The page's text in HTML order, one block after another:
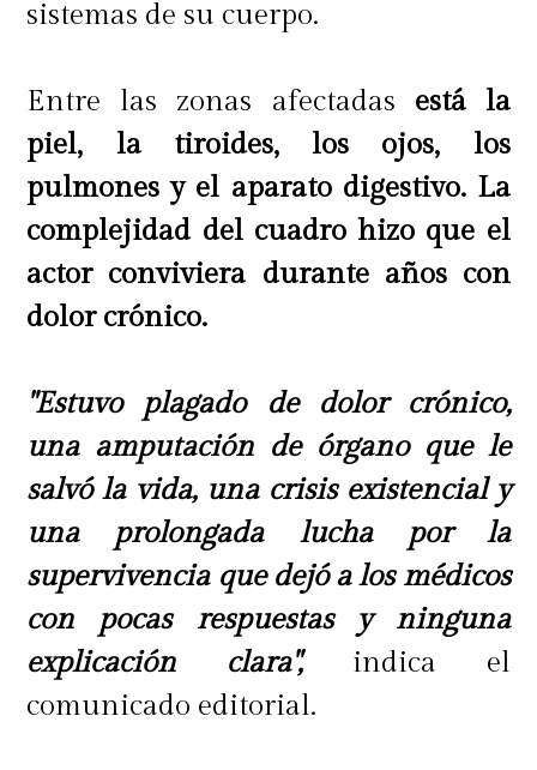
sistemas de su cuerpo.
Entre las zonas afectadas está la
piel, la tiroides, los ojos, los
pulmones y el aparato digestivo. La
complejidad del cuadro hizo que el
actor conviviera durante años con
dolor crónico.
"Estuvo plagado de dolor crónico,
una amputación de órgano que le
salvó la vida, una crisis existencial y
una prolongada lucha por la
supervivencia que dejó a los médicos
con pocas respuestas y ninguna
explicación clara",indica el
comunicado editorial.